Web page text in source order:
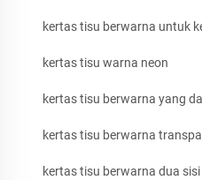
kertas tisu berwarna untuk
kertas tisu warna neon
kertas tisu berwarna yang
kertas tisu berwarna
kertas tisu berwarna dua sisi